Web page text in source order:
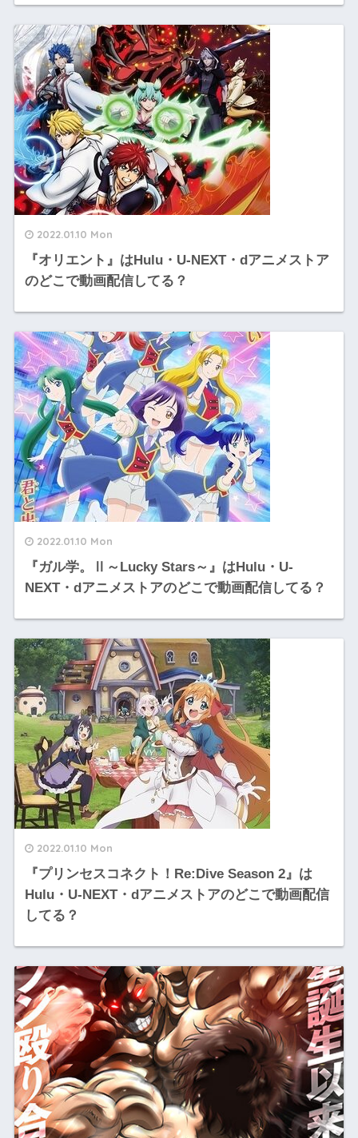
2022.01.10 Mon
『オリエント』はHulu・U-NEXT・dアニメストア
のどこで動画配信してる？
2022.01.10 Mon
『ガル学。Ⅱ～Lucky Stars～』はHulu・U-
NEXT・dアニメストアのどこで動画配信してる？
2022.01.10 Mon
『プリンセスコネクト！Re:Dive Season 2』は
Hulu・U-NEXT・dアニメストアのどこで動画配信
してる？